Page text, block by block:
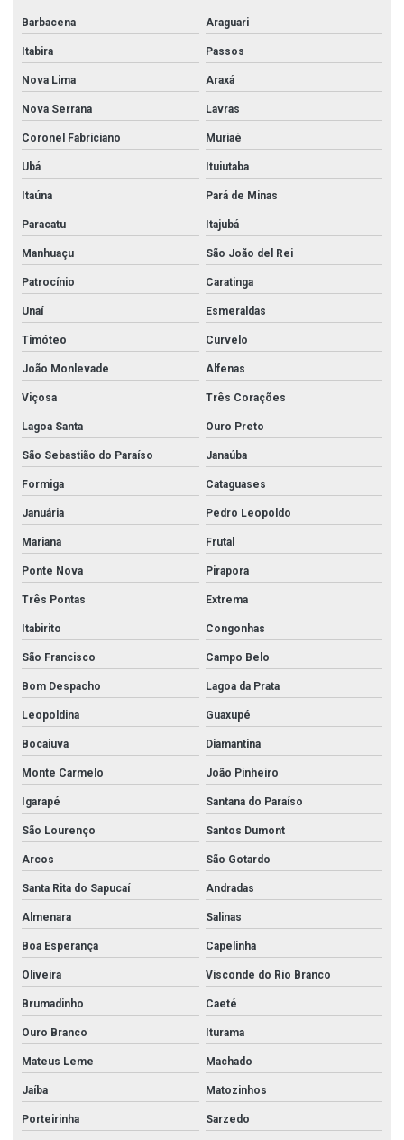
Barbacena Araguari
Itabira Passos
Nova Lima Araxá
Nova Serrana Lavras
Coronel Fabriciano Muriaé
Ubá Ituiutaba
Itaúna Pará de Minas
Paracatu Itajubá
Manhuaçu São João del Rei
Patrocínio Caratinga
Unaí Esmeraldas
Timóteo Curvelo
João Monlevade Alfenas
Viçosa Três Corações
Lagoa Santa Ouro Preto
São Sebastião do Paraíso Janaúba
Formiga Cataguases
Januária Pedro Leopoldo
Mariana Frutal
Ponte Nova Pirapora
Três Pontas Extrema
Itabirito Congonhas
São Francisco Campo Belo
Bom Despacho Lagoa da Prata
Leopoldina Guaxupé
Bocaiuva Diamantina
Monte Carmelo João Pinheiro
Igarapé Santana do Paraíso
São Lourenço Santos Dumont
Arcos São Gotardo
Santa Rita do Sapucaí Andradas
Almenara Salinas
Boa Esperança Capelinha
Oliveira Visconde do Rio Branco
Brumadinho Caeté
Ouro Branco Iturama
Mateus Leme Machado
Jaíba Matozinhos
Porteirinha Sarzedo